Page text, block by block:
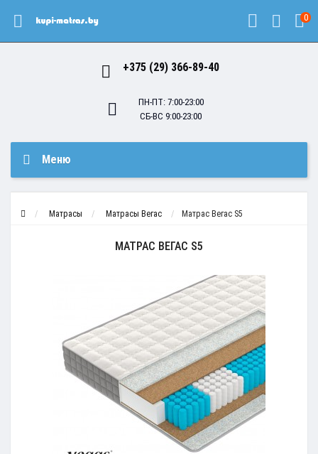
0
+375 (29) 366-89-40
ПН-ПТ: 7:00-23:00
СБ-ВС 9:00-23:00
Меню
Матрасы Матрасы Вегас Матрас Вегас S5
МАТРАС ВЕГАС S5